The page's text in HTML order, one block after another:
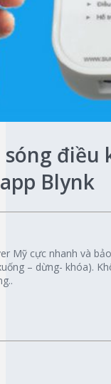
sóng
Blynk
Mỹ cực nhanh và
– dừng- khóa).